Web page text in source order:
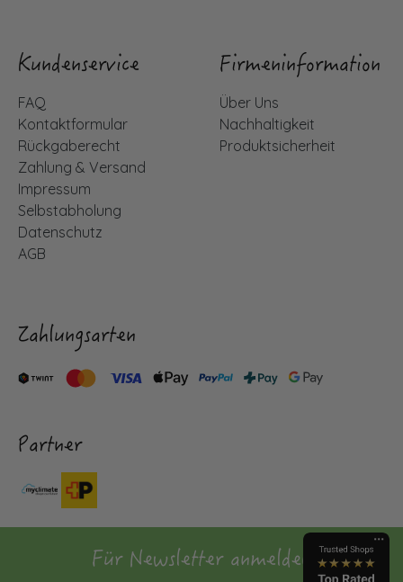
Kundenservice
FAQ
Kontaktformular
Rückgaberecht
Zahlung & Versand
Impressum
Selbstabholung
Datenschutz
AGB
Firmeninformation
Über Uns
Nachhaltigkeit
Produktsicherheit
Zahlungsarten
Partner
Für Newsletter anmelden